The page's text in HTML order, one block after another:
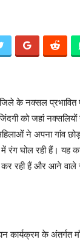
जिले के नक्सल
को जहां
ने अपना गांव
रंग घोल रही हैं। यह
कर रही हैं और आने
कार्यक्रम के अंतर्गत माँ